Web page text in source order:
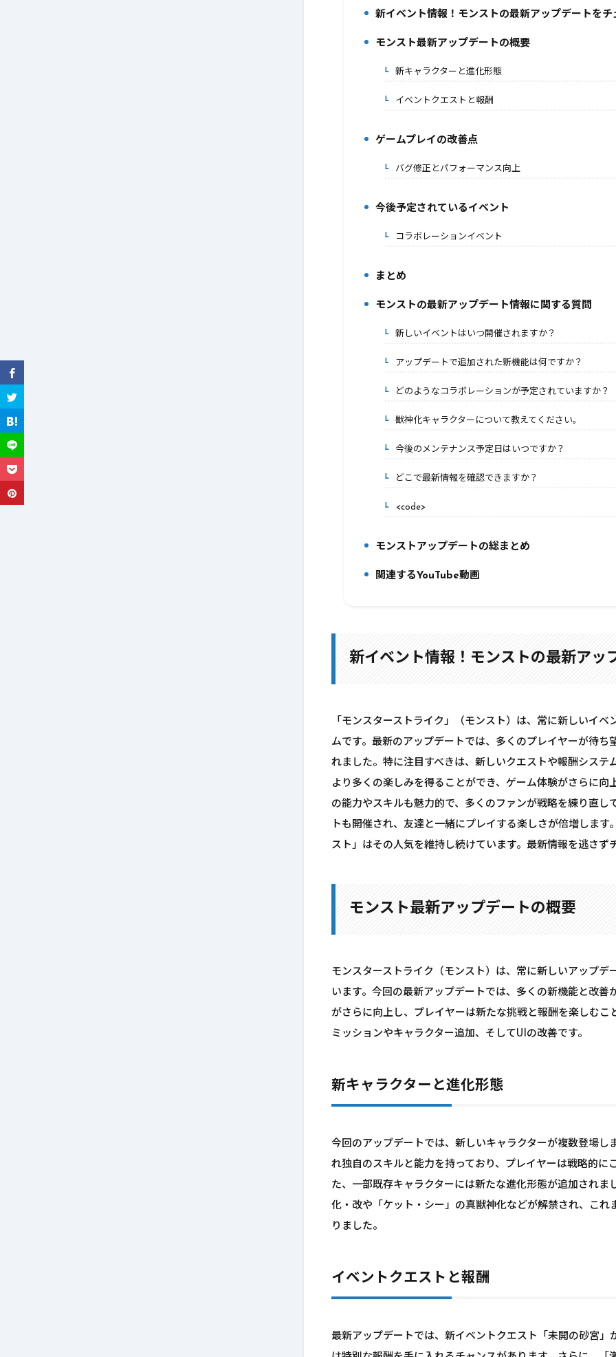
新イベント情報！モンストの最新アップデートをチ
モンスト最新アップデートの概要
2-1.新キャラクターと進化形態
2-2.イベントクエストと報酬
ゲームプレイの改善点
3-1.バグ修正とパフォーマンス向上
今後予定されているイベント
4-1.コラボレーションイベント
まとめ
モンストの最新アップデート情報に関する質問
6-1.新しいイベントはいつ開催されますか？
6-2.アップデートで追加された新機能は何ですか？
6-3.どのようなコラボレーションが予定されていますか？
6-4.獣神化キャラクターについて教えてください。
6-5.今後のメンテナンス予定日はいつですか？
6-6.どこで最新情報を確認できますか？
6-7.<code>
モンストアップデートの総まとめ
8.
関連するYouTube動画
新イベント情報！モンストの最新アッ
「モンスターストライク」（モンスト）は、常に新しいイ
ムです。最新のアップデートでは、多くのプレイヤーが待ち
れました。特に注目すべきは、新しいクエストや報酬システ
より多くの楽しみを得ることができ、ゲーム体験がさらに向
の能力やスキルも魅力的で、多くのファンが戦略を練り直し
トも開催され、友達と一緒にプレイする楽しさが倍増しま
スト」はその人気を維持し続けています。最新情報を逃さず
モンスト最新アップデートの概要
モンスターストライク（モンスト）は、常に新しいアップデ
います。今回の最新アップデートでは、多くの新機能と改
がさらに向上し、プレイヤーは新たな挑戦と報酬を楽しむこ
ミッションやキャラクター追加、そしてUIの改善です。
新キャラクターと進化形態
今回のアップデートでは、新しいキャラクターが複数登場し
れ独自のスキルと能力を持っており、プレイヤーは戦略的に
た、一部既存キャラクターには新たな進化形態が追加されま
化・改や「ケット・シー」の真獣神化などが解禁され、これ
りました。
イベントクエストと報酬
最新アップデートでは、新イベントクエスト「未開の砂宮」